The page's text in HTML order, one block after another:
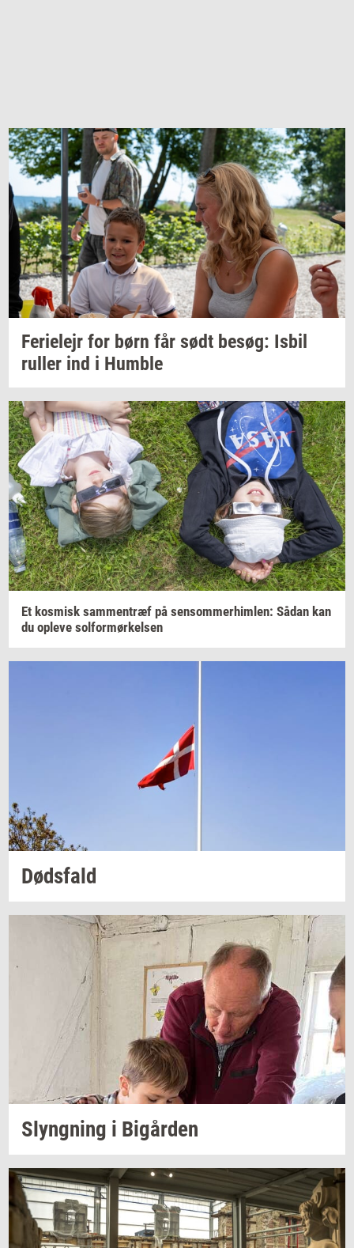
Fe­ri­e­lejr for børn får sødt besøg: Isbil
rul­ler ind i Hum­b­le
Et kos­misk sam­men­træf på sen­som­mer­him­len: Sådan kan
du op­le­ve sol­for­mør­kel­sen
Døds­fald
Slyng­ning i Bi­går­den